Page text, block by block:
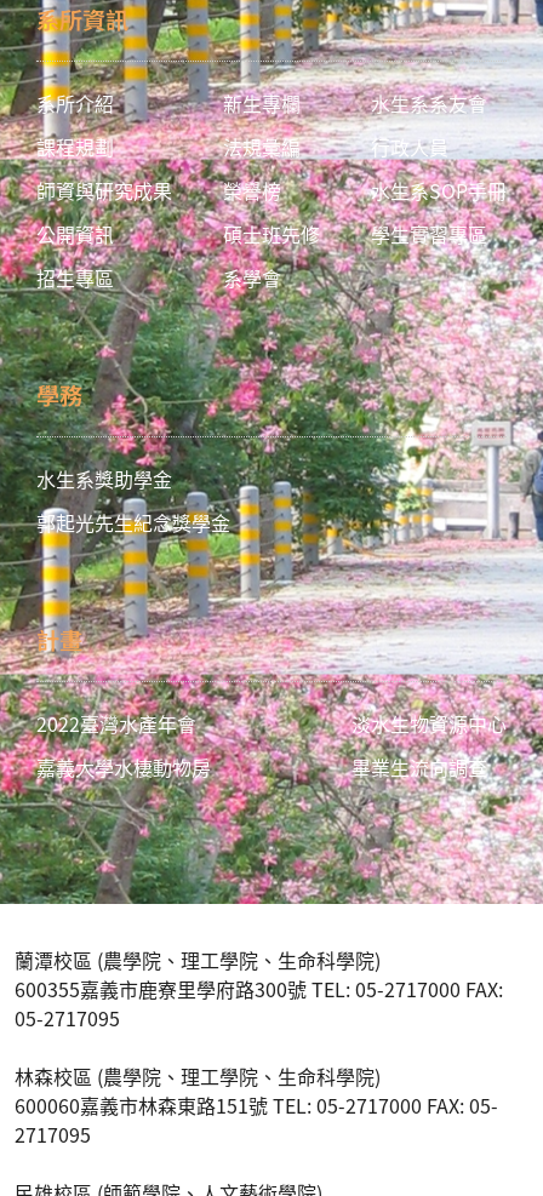
系所資訊
系所介紹
課程規劃
師資與研究成果
公開資訊
招生專區
新生專欄
法規彙編
榮譽榜
碩士班先修
系學會
水生系系友會
行政人員
水生系SOP手冊
學生實習專區
學務
水生系獎助學金
郭起光先生紀念獎學金
計畫
2022臺灣水產年會
嘉義大學水棲動物房
淡水生物資源中心
畢業生流向調查
蘭潭校區 (農學院、理工學院、生命科學院)
600355嘉義市鹿寮里學府路300號 TEL: 05-2717000 FAX:
05-2717095
林森校區 (農學院、理工學院、生命科學院)
600060嘉義市林森東路151號 TEL: 05-2717000 FAX: 05-
2717095